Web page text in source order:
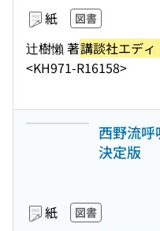
紙 図書
辻樹懶 著講談社エディ
<KH971-R16158>
西野流
決定版
紙 図書